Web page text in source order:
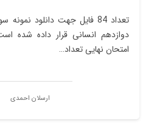
امتحان نهایی تعداد…
ارسلان احمدی